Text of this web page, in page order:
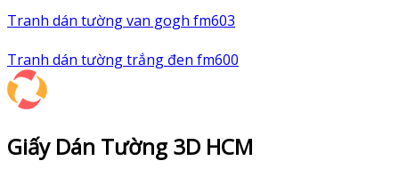
Tranh dán tường van gogh fm603
Tranh dán tường trắng đen fm600
Giấy Dán Tường 3D HCM